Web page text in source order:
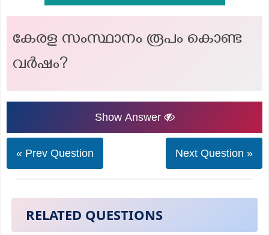
കേരള സംസ്ഥാനം രൂപം കൊണ്ട
വർഷം?
Show Answer
« Prev Question Next Question »
RELATED QUESTIONS